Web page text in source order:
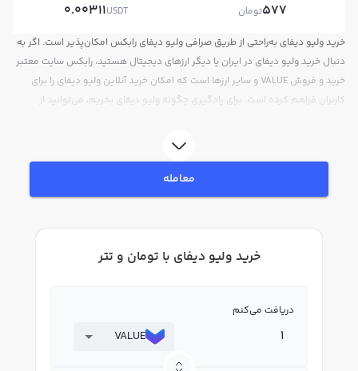
577تومان 0.00311USDT
خرید ولیو دیفای به‌راحتی از طریق صرافی ولیو دیفای رابکس امکان‌پذیر است. اگر به
دنبال خرید ولیو دیفای در ایران یا دیگر ارزهای دیجیتال هستید، رابکس سایت معتبر
خرید و فروش VALUE و سایر ارزها است که امکان خرید آنلاین ولیو دیفای را برای
کاربران فراهم کرده است. برای یادگیری چگونه ولیو دیفای بخریم، می‌توانید از
فروش ولیو دیفای VALUE بپردازید. در بازار رابکس، قیمت لحظه‌ای، نمودار و امکانات
فروش ولیو دیفای نیز در دسترس شما قرار دارد تا بتوانید تصمیمات بهتری در
معامله
خرید ولیو دیفای با تومان و تتر
دریافت می‌کنم
VALUE